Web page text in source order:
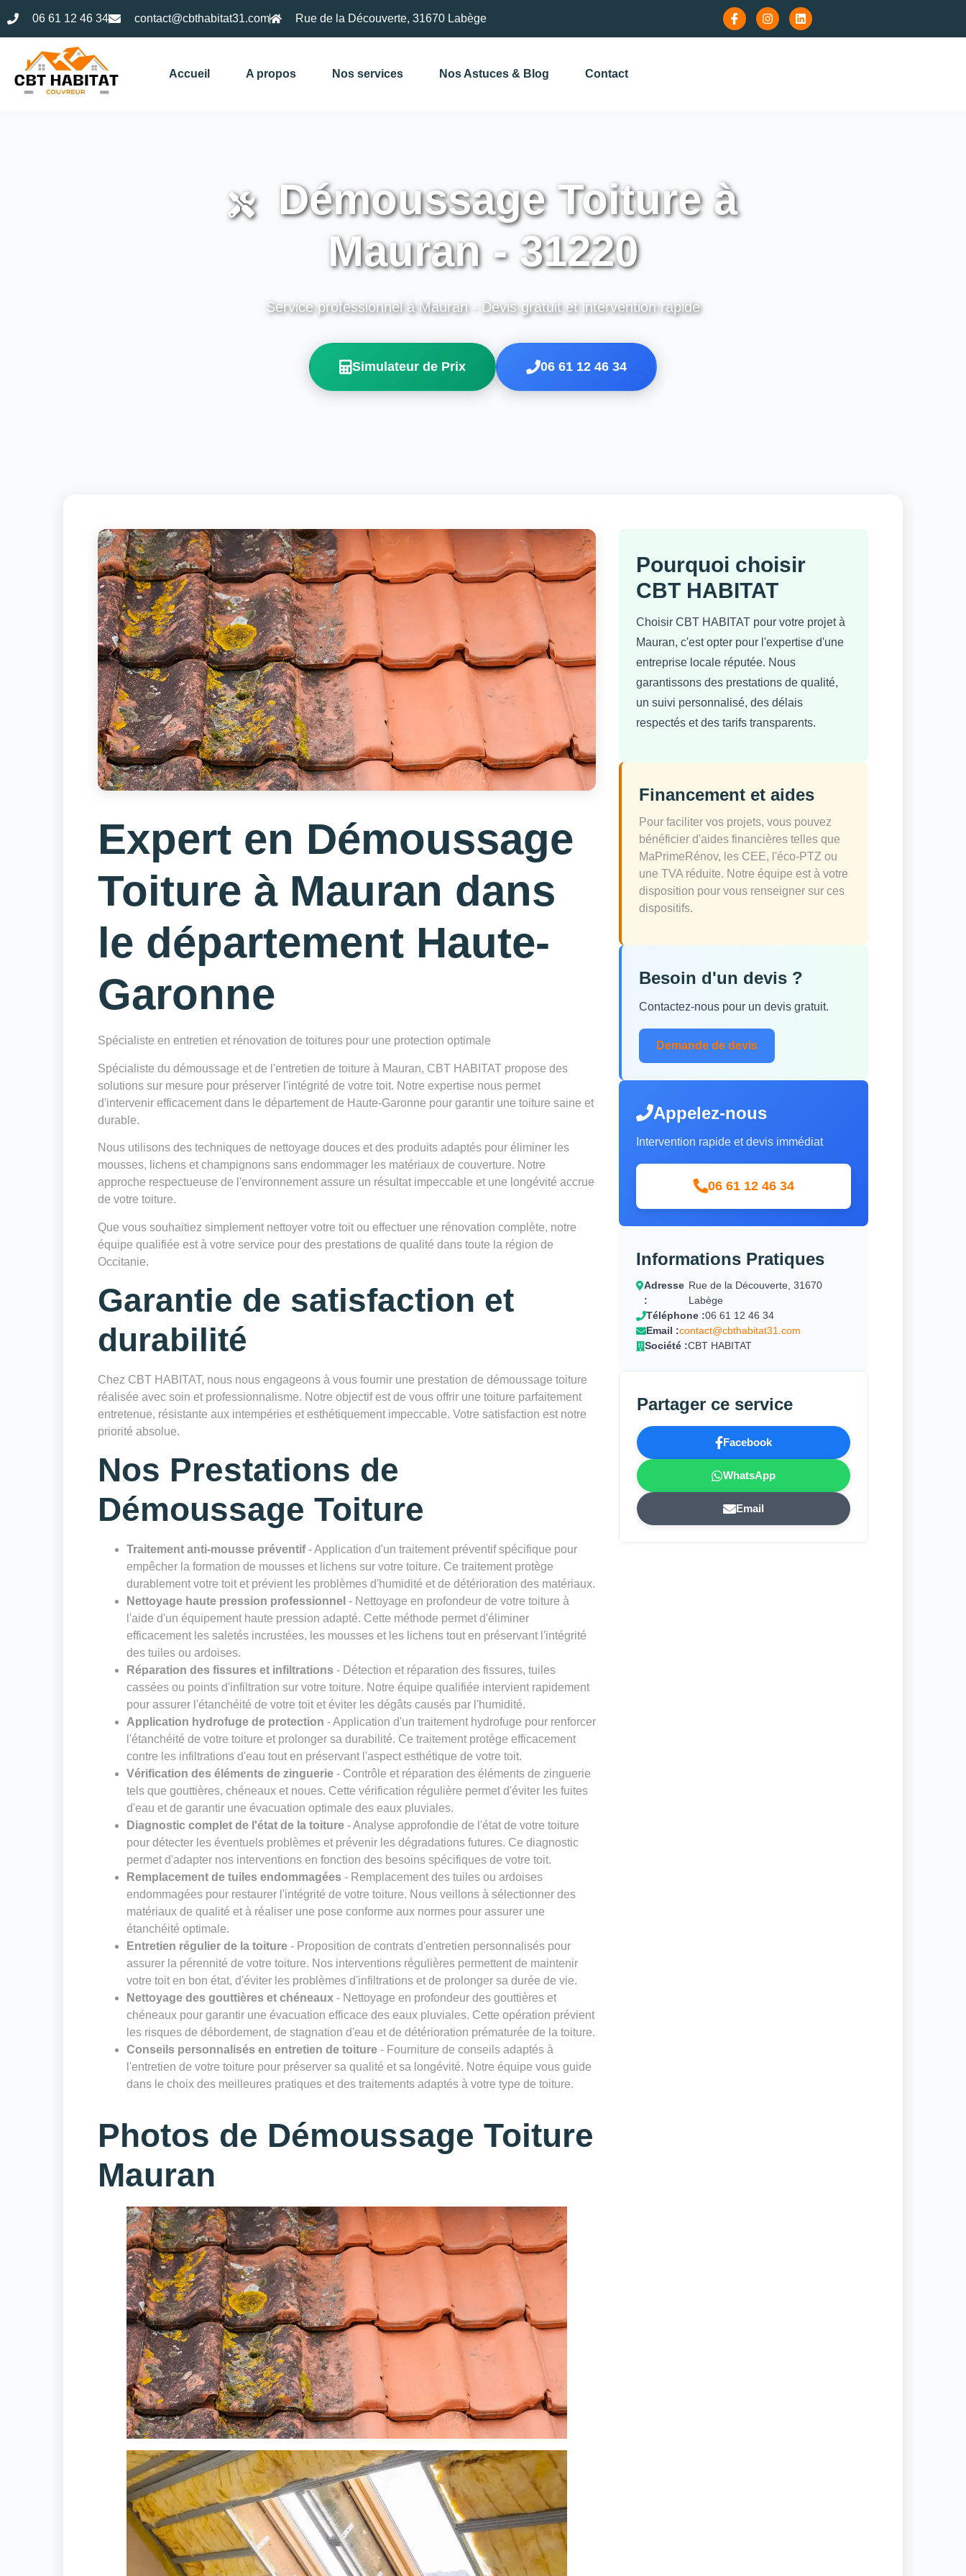
06 61 12 46 34 contact@cbthabitat31.com Rue de la Découverte, 31670 Labège
Accueil A propos Nos services Nos Astuces & Blog Contact
Démoussage Toiture à
Mauran - 31220
Service professionnel à Mauran - Devis gratuit et intervention rapide
Simulateur de Prix 06 61 12 46 34
Expert en Démoussage
Toiture à Mauran dans
le département Haute-
Garonne
Spécialiste en entretien et rénovation de toitures pour une protection optimale
Spécialiste du démoussage et de l'entretien de toiture à Mauran, CBT HABITAT propose des
solutions sur mesure pour préserver l'intégrité de votre toit. Notre expertise nous permet
d'intervenir efficacement dans le département de Haute-Garonne pour garantir une toiture saine et
durable.
Nous utilisons des techniques de nettoyage douces et des produits adaptés pour éliminer les
mousses, lichens et champignons sans endommager les matériaux de couverture. Notre
approche respectueuse de l'environnement assure un résultat impeccable et une longévité accrue
de votre toiture.
Que vous souhaitiez simplement nettoyer votre toit ou effectuer une rénovation complète, notre
équipe qualifiée est à votre service pour des prestations de qualité dans toute la région de
Occitanie.
Garantie de satisfaction et
durabilité
Chez CBT HABITAT, nous nous engageons à vous fournir une prestation de démoussage toiture
réalisée avec soin et professionnalisme. Notre objectif est de vous offrir une toiture parfaitement
entretenue, résistante aux intempéries et esthétiquement impeccable. Votre satisfaction est notre
priorité absolue.
Nos Prestations de
Démoussage Toiture
Traitement anti-mousse préventif- Application d'un traitement préventif spécifique pour
empêcher la formation de mousses et lichens sur votre toiture. Ce traitement protège
durablement votre toit et prévient les problèmes d'humidité et de détérioration des matériaux.
Nettoyage haute pression professionnel - Nettoyage en profondeur de votre toiture à
l'aide d'un équipement haute pression adapté. Cette méthode permet d'éliminer
efficacement les saletés incrustées, les mousses et les lichens tout en préservant l'intégrité
des tuiles ou ardoises.
Réparation des fissures et infiltrations - Détection et réparation des fissures, tuiles
cassées ou points d'infiltration sur votre toiture. Notre équipe qualifiée intervient rapidement
pour assurer l'étanchéité de votre toit et éviter les dégâts causés par l'humidité.
Application hydrofuge de protection - Application d'un traitement hydrofuge pour renforcer
l'étanchéité de votre toiture et prolonger sa durabilité. Ce traitement protège efficacement
contre les infiltrations d'eau tout en préservant l'aspect esthétique de votre toit.
Vérification des éléments de zinguerie - Contrôle et réparation des éléments de zinguerie
tels que gouttières, chéneaux et noues. Cette vérification régulière permet d'éviter les fuites
d'eau et de garantir une évacuation optimale des eaux pluviales.
Diagnostic complet de l'état de la toiture - Analyse approfondie de l'état de votre toiture
pour détecter les éventuels problèmes et prévenir les dégradations futures. Ce diagnostic
permet d'adapter nos interventions en fonction des besoins spécifiques de votre toit.
Remplacement de tuiles endommagées - Remplacement des tuiles ou ardoises
endommagées pour restaurer l'intégrité de votre toiture. Nous veillons à sélectionner des
matériaux de qualité et à réaliser une pose conforme aux normes pour assurer une
étanchéité optimale.
Entretien régulier de la toiture - Proposition de contrats d'entretien personnalisés pour
assurer la pérennité de votre toiture. Nos interventions régulières permettent de maintenir
votre toit en bon état, d'éviter les problèmes d'infiltrations et de prolonger sa durée de vie.
Nettoyage des gouttières et chéneaux - Nettoyage en profondeur des gouttières et
chéneaux pour garantir une évacuation efficace des eaux pluviales. Cette opération prévient
les risques de débordement, de stagnation d'eau et de détérioration prématurée de la toiture.
Conseils personnalisés en entretien de toiture - Fourniture de conseils adaptés à
l'entretien de votre toiture pour préserver sa qualité et sa longévité. Notre équipe vous guide
dans le choix des meilleures pratiques et des traitements adaptés à votre type de toiture.
Photos de Démoussage Toiture
Mauran
Pourquoi choisir
CBT HABITAT
Choisir CBT HABITAT pour votre projet à
Mauran, c'est opter pour l'expertise d'une
entreprise locale réputée. Nous
garantissons des prestations de qualité,
un suivi personnalisé, des délais
respectés et des tarifs transparents.
Financement et aides
Pour faciliter vos projets, vous pouvez
bénéficier d'aides financières telles que
MaPrimeRénov, les CEE, l'éco-PTZ ou
une TVA réduite. Notre équipe est à votre
disposition pour vous renseigner sur ces
dispositifs.
Besoin d'un devis ?
Contactez-nous pour un devis gratuit.
Demande de devis
Appelez-nous
Intervention rapide et devis immédiat
06 61 12 46 34
Informations Pratiques
Adresse
:
Rue de la Découverte, 31670
Labège
Téléphone :06 61 12 46 34
Email :contact@cbthabitat31.com
Société :CBT HABITAT
Partager ce service
Facebook
WhatsApp
Email